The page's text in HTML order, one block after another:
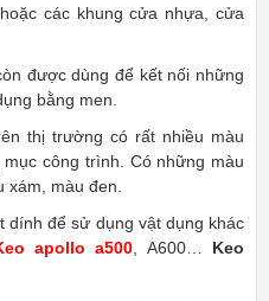
các khung cửa nhựa, cửa
được dùng để kết nối những
bằng men.
thị trường có rất nhiều màu
công trình. Có những màu
màu đen.
dính để sử dụng vật dụng khác
apollo a500 , A600… Keo